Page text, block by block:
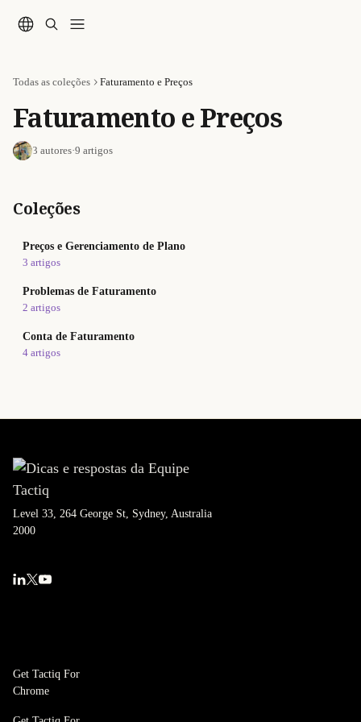
Todas as coleções Faturamento e Preços
Faturamento e Preços
3 autores·9 artigos
Coleções
Preços e Gerenciamento de Plano
3 artigos
Problemas de Faturamento
2 artigos
Conta de Faturamento
4 artigos
Level 33, 264 George St, Sydney, Australia
2000
Get Tactiq For
Chrome